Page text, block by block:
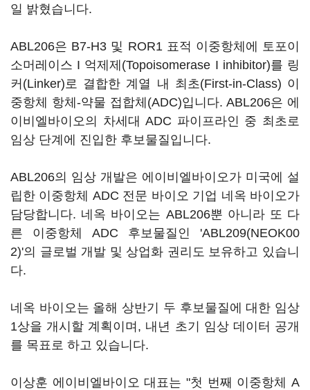
일 밝혔습니다.
ABL206은 B7-H3 및 ROR1 표적 이중항체에 토포이
소머레이스 I 억제제(Topoisomerase I inhibitor)를 링
커(Linker)로 결합한 계열 내 최초(First-in-Class) 이
중항체 항체-약물 접합체(ADC)입니다. ABL206은 에
이비엘바이오의 차세대 ADC 파이프라인 중 최초로
임상 단계에 진입한 후보물질입니다.
ABL206의 임상 개발은 에이비엘바이오가 미국에 설
립한 이중항체 ADC 전문 바이오 기업 네옥 바이오가
담당합니다. 네옥 바이오는 ABL206뿐 아니라 또 다
른 이중항체 ADC 후보물질인 'ABL209(NEOK00
2)'의 글로벌 개발 및 상업화 권리도 보유하고 있습니
다.
네옥 바이오는 올해 상반기 두 후보물질에 대한 임상
1상을 개시할 계획이며, 내년 초기 임상 데이터 공개
를 목표로 하고 있습니다.
이상훈 에이비엘바이오 대표는 "첫 번째 이중항체 A